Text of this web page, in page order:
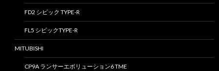
FD2 シビック TYPE-R
FL5 シビックTYPE-R
MITUBISHI
CP9A ランサーエボリューション6 TME